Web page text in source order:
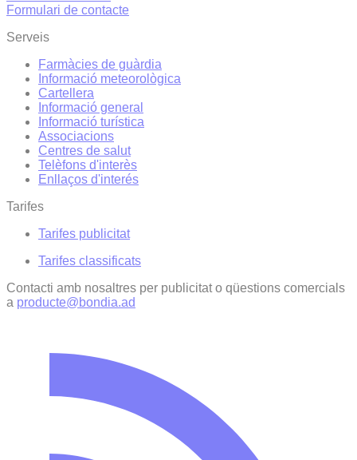
Formulari de contacte
Serveis
Farmàcies de guàrdia
Informació meteorològica
Cartellera
Informació general
Informació turística
Associacions
Centres de salut
Telèfons d'interès
Enllaços d'interés
Tarifes
Tarifes publicitat
Tarifes classificats
Contacti amb nosaltres per publicitat o qüestions comercials
a producte@bondia.ad